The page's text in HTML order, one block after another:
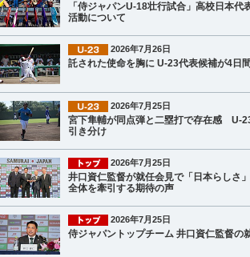
「侍ジャパンU-18壮行試合」高校日本代
活動について
2026年7月26日
託された使命を胸に U-23代表候補が4日
2026年7月25日
宮下隼輔が同点弾と二塁打で存在感 U-
引き分け
2026年7月25日
井口資仁監督が就任会見で「日本らしさ
全体を牽引する期待の声
2026年7月25日
侍ジャパントップチーム 井口資仁監督の